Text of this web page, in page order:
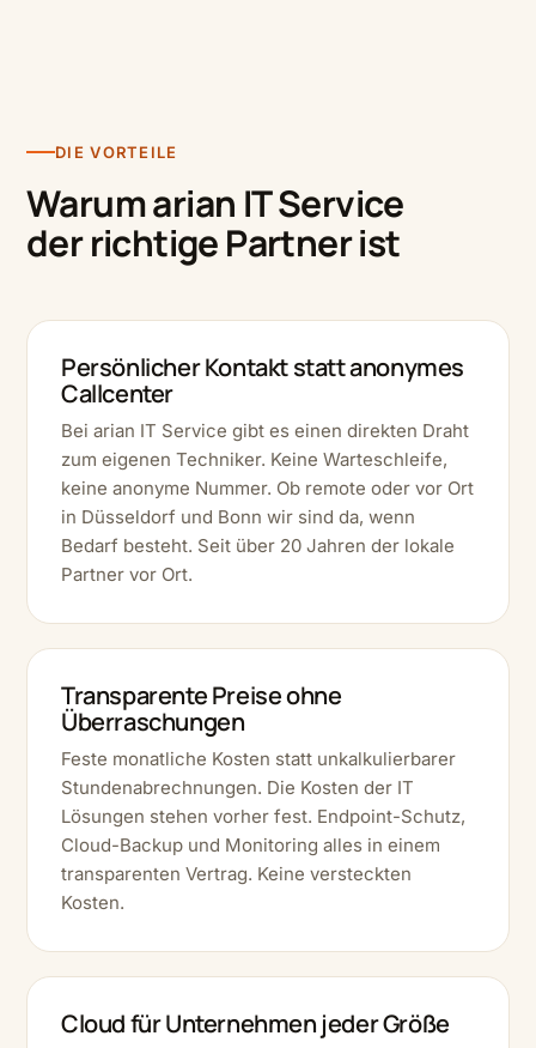
DIE VORTEILE
Warum arian IT Service
der richtige Partner ist
Persönlicher Kontakt statt anonymes
Callcenter
Bei arian IT Service gibt es einen direkten Draht
zum eigenen Techniker. Keine Warteschleife,
keine anonyme Nummer. Ob remote oder vor Ort
in Düsseldorf und Bonn wir sind da, wenn
Bedarf besteht. Seit über 20 Jahren der lokale
Partner vor Ort.
Transparente Preise ohne
Überraschungen
Feste monatliche Kosten statt unkalkulierbarer
Stundenabrechnungen. Die Kosten der IT
Lösungen stehen vorher fest. Endpoint-Schutz,
Cloud-Backup und Monitoring alles in einem
transparenten Vertrag. Keine versteckten
Kosten.
Cloud für Unternehmen jeder Größe